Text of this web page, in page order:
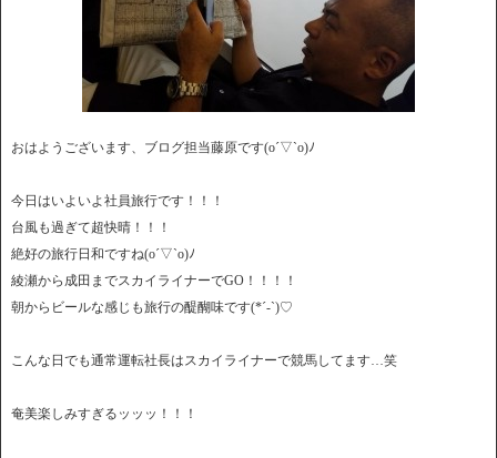
おはようございます、ブログ担当藤原です(o´▽`o)ﾉ
今日はいよいよ社員旅行です！！！
台風も過ぎて超快晴！！！
絶好の旅行日和ですね(o´▽`o)ﾉ
綾瀬から成田までスカイライナーでGO！！！！
朝からビールな感じも旅行の醍醐味です(*´-`)♡
こんな日でも通常運転社長はスカイライナーで競馬してます…笑
奄美楽しみすぎるッッッ！！！